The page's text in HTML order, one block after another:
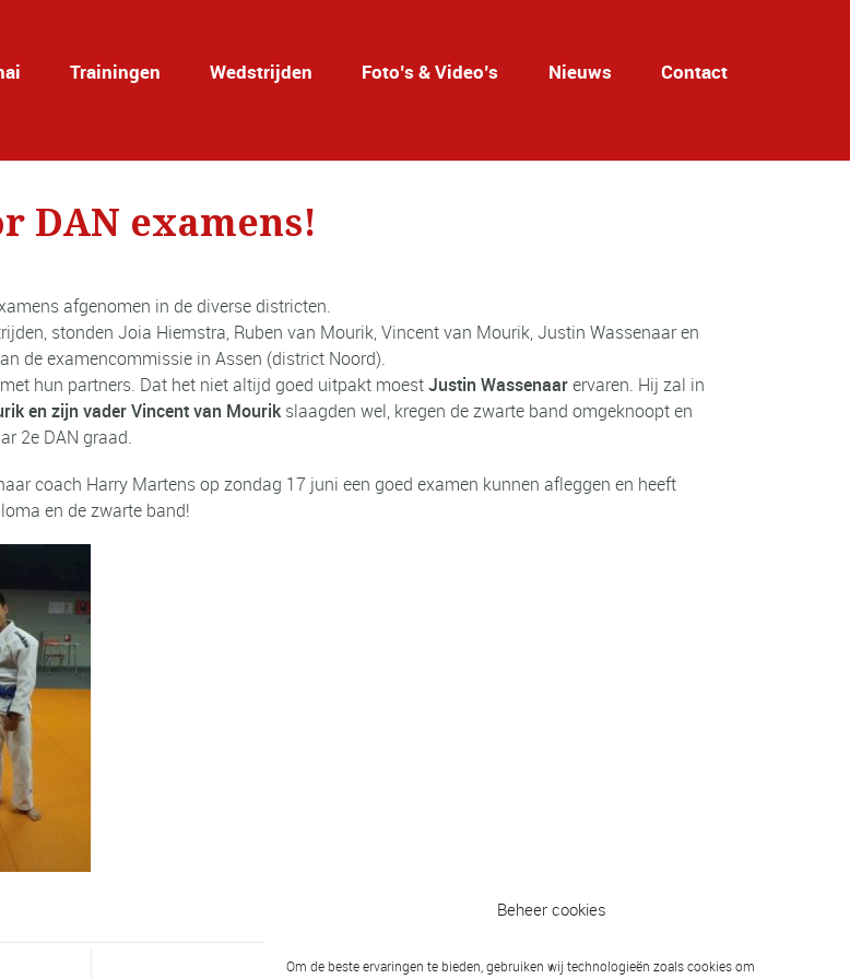
Beheer cookies
Om de beste ervaringen te bieden, gebruiken wij technologieën zoals cookies om
Trainingen Wedstrijden Foto’s & Video’s Nieuws Contact
DAN examens!
afgenomen in de diverse districten.
stonden Joia Hiemstra, Ruben van Mourik, Vincent van Mourik, Justin Wassenaar en
de examencommissie in Assen (district Noord).
hun partners. Dat het niet altijd goed uitpakt moestJustin Wassenaarervaren. Hij zal in
en zijn vader Vincent van Mourikslaagden wel, kregen de zwarte band omgeknoopt en
2e DAN graad.
coach Harry Martens op zondag 17 juni een goed examen kunnen afleggen en heeft
en de zwarte band!